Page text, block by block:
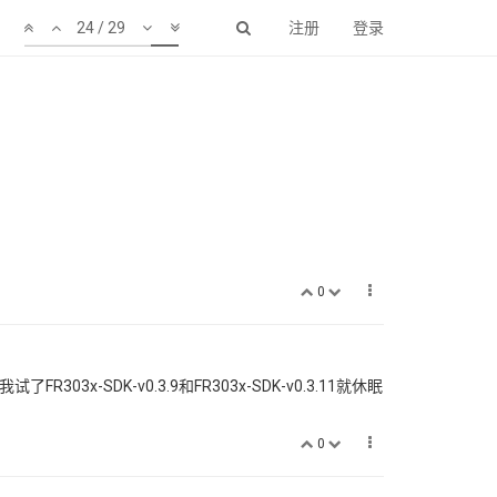
注册 登录
24 / 29
0
了FR303x-SDK-v0.3.9和FR303x-SDK-v0.3.11就休眠
0